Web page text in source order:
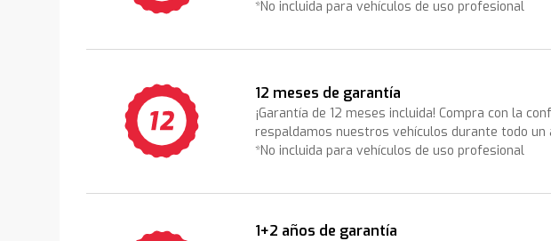
*No incluida para vehículos de uso profesional
12 meses de garantía
¡Garantía de 12 meses incluida! Compra con la
respaldamos nuestros vehículos durante todo un
*No incluida para vehículos de uso profesional
1+2 años de garantía